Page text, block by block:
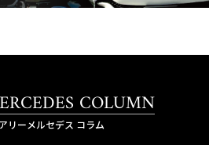
COLUMN
リーメルセデス コラム